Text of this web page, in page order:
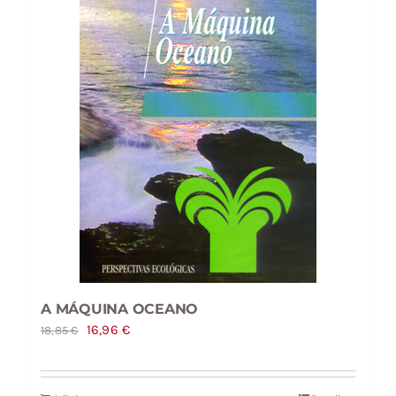
A MÁQUINA OCEANO
18,85€
O
original
16,96€O
atual